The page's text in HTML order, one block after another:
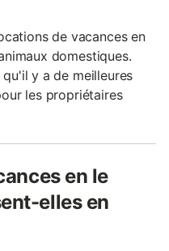
de vacances en
domestiques.
y a de meilleures
les propriétaires
en le
elles en